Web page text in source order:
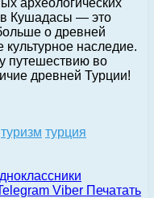
в Кушадасы — это
о древней
культурное наследие.
путешествию во
древней Турции!
туризм турция
Viber Печатать